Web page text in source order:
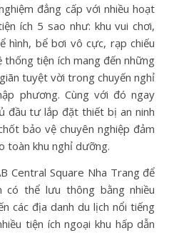
đẳng cấp với nhiều hoạt
ích 5 sao như: khu vui chơi,
hình, bể bơi vô cực, rạp chiếu
tiện ích mang đến những
tuyệt vời trong chuyến nghỉ
phương. Cùng với đó ngay
đầu tư lắp đặt thiết bị an ninh
bảo vệ chuyên nghiệp đảm
toàn khu nghỉ dưỡng.
Central Square Nha Trang để
thể lưu thông bằng nhiều
các địa danh du lịch nổi tiếng
tiện ích ngoại khu hấp dẫn